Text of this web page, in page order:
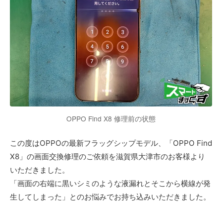
OPPO Find X8 修理前の状態
この度はOPPOの最新フラッグシップモデル、「OPPO Find
X8」の画面交換修理のご依頼を滋賀県大津市のお客様より
いただきました。
「画面の右端に黒いシミのような液漏れとそこから横線が発
生してしまった」とのお悩みでお持ち込みいただきました。